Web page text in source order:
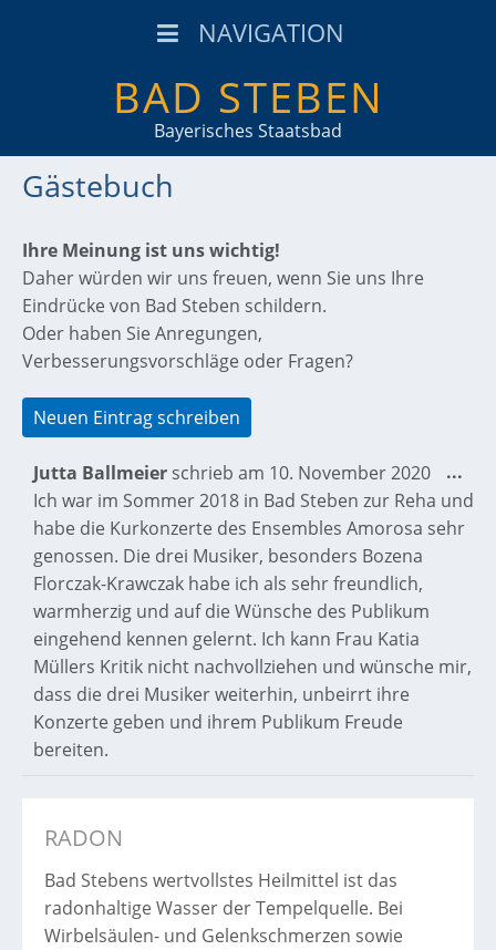
NAVIGATION
BAD STEBEN
Bayerisches Staatsbad
Gästebuch
Ihre Meinung ist uns wichtig!
Daher würden wir uns freuen, wenn Sie uns Ihre
Eindrücke von Bad Steben schildern.
Oder haben Sie Anregungen,
Verbesserungsvorschläge oder Fragen?
Jutta Ballmeier schrieb am 10. November 2020
Ich war im Sommer 2018 in Bad Steben zur Reha und
habe die Kurkonzerte des Ensembles Amorosa sehr
genossen. Die drei Musiker, besonders Bozena
Florczak-Krawczak habe ich als sehr freundlich,
warmherzig und auf die Wünsche des Publikum
eingehend kennen gelernt. Ich kann Frau Katia
Müllers Kritik nicht nachvollziehen und wünsche mir,
dass die drei Musiker weiterhin, unbeirrt ihre
Konzerte geben und ihrem Publikum Freude
bereiten.
...
RADON
Bad Stebens wertvollstes Heilmittel ist das
radonhaltige Wasser der Tempelquelle. Bei
Wirbelsäulen- und Gelenkschmerzen sowie